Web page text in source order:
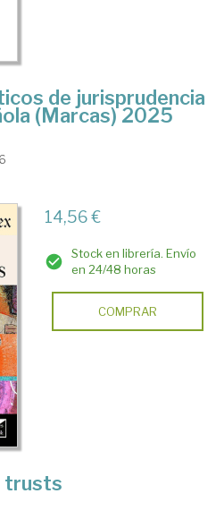
de jurisprudencia
(Marcas) 2025
14,56 €
Stock en librería. Envío
en 24/48 horas
COMPRAR
trusts